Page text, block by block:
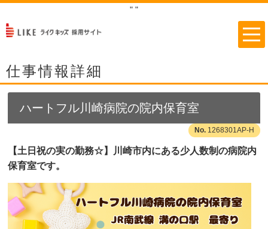
" "
仕事情報詳細
ハートフル川崎病院の院内保育室
1268301AP-H
【土日祝の実の勤務☆】川崎市内にある少人数制の病院内
保育室です。